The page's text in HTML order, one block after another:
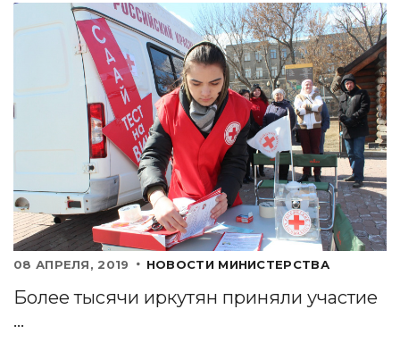
08 АПРЕЛЯ, 2019 НОВОСТИ МИНИСТЕРСТВА
Более тысячи иркутян приняли участие
...